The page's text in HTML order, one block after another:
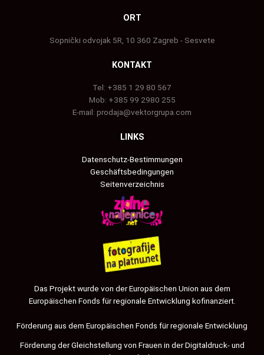
ORT
Sopnički odvojak 5R, 10 360 Zagreb - Sesvete
KONTAKT
Tel: +385 1 29 80 567
Mob: +385 99 2980 255
E-mail: prodaja@vektorgrupa.com
LINKS
Datenschutz-Bestimmungen
Geschäftsbedingungen
Seitenverzeichnis
Das Projekt wurde von der Europäischen Union aus dem
Europäischen Fonds für regionale Entwicklung kofinanziert.
Förderung aus dem Europäischen Fonds für regionale Entwicklung
Förderung der Gleichstellung von Frauen in der Digitaldruck- und